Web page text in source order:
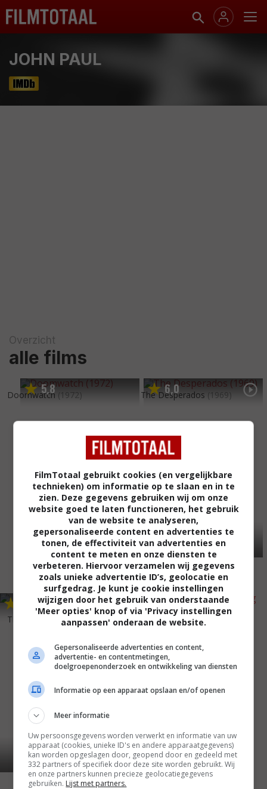
JOHN PAUL
Overzicht
alle films
5,8
Doomwatch (1972) 6,0
The Desperados (1969)
The Blood Beast Terror (1968)
5,5
A Countess from Hong Kong
(1967)
FilmTotaal gebruikt cookies (en vergelijkbare
technieken) om informatie op te slaan en in te
zien. Deze gegevens gebruiken wij om onze
website goed te laten functioneren, het gebruik
van de website te analyseren,
gepersonaliseerde content en advertenties te
tonen, de effectiviteit van advertenties en
content te meten en onze diensten te
verbeteren. Hiervoor verzamelen wij gegevens
zoals unieke advertentie ID’s, geolocatie en
surfgedrag. Je kunt je cookie instellingen
wijzigen door het gebruik van onderstaande
'Meer opties' knop of via 'Privacy instellingen
aanpassen' onderaan de website.
Gepersonaliseerde advertenties en content,
advertentie- en contentmetingen,
doelgroepenonderzoek en ontwikkeling van diensten
Informatie op een apparaat opslaan en/of openen
Meer informatie
Uw persoonsgegevens worden verwerkt en informatie van uw
apparaat (cookies, unieke ID's en andere apparaatgegevens)
kan worden opgeslagen door, geopend door en gedeeld met
332 partners of specifiek door deze site worden gebruikt. Wij
en onze partners kunnen precieze geolocatiegegevens
gebruiken. Lijst met partners.